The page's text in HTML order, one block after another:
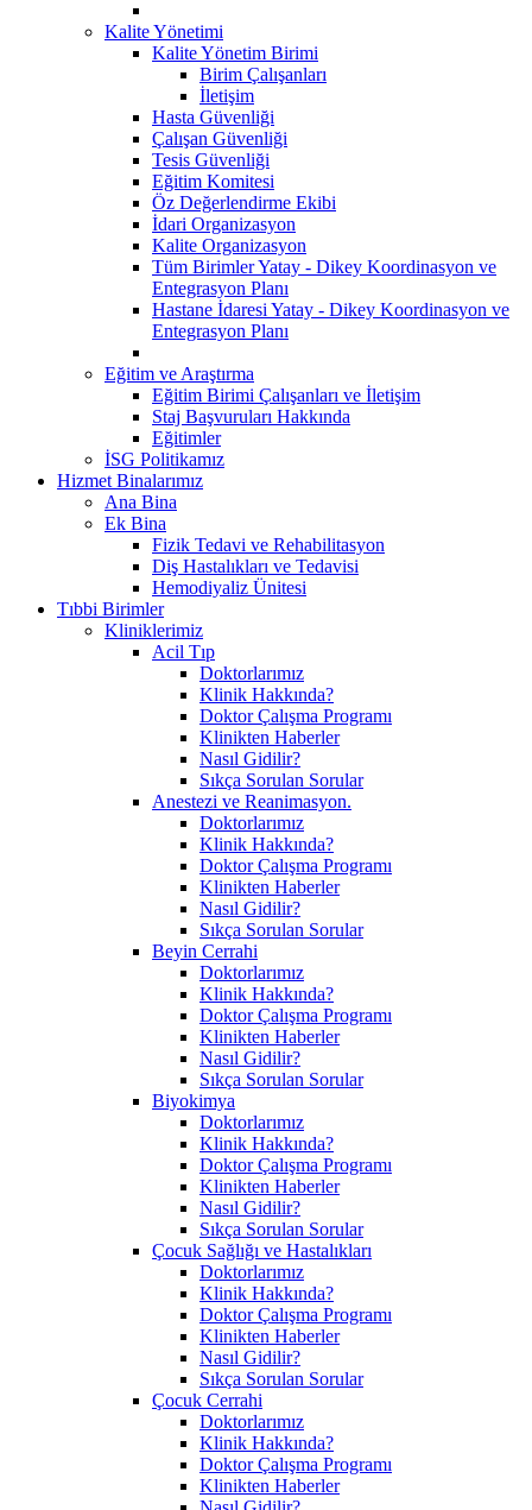
Kalite Yönetimi
Kalite Yönetim Birimi
Birim Çalışanları
İletişim
Hasta Güvenliği
Çalışan Güvenliği
Tesis Güvenliği
Eğitim Komitesi
Öz Değerlendirme Ekibi
İdari Organizasyon
Kalite Organizasyon
Tüm Birimler Yatay - Dikey Koordinasyon ve
Entegrasyon Planı
Hastane İdaresi Yatay - Dikey Koordinasyon ve
Entegrasyon Planı
Eğitim ve Araştırma
Eğitim Birimi Çalışanları ve İletişim
Staj Başvuruları Hakkında
Eğitimler
İSG Politikamız
Hizmet Binalarımız
Ana Bina
Ek Bina
Fizik Tedavi ve Rehabilitasyon
Diş Hastalıkları ve Tedavisi
Hemodiyaliz Ünitesi
Tıbbi Birimler
Kliniklerimiz
Acil Tıp
Doktorlarımız
Klinik Hakkında?
Doktor Çalışma Programı
Klinikten Haberler
Nasıl Gidilir?
Sıkça Sorulan Sorular
Anestezi ve Reanimasyon.
Doktorlarımız
Klinik Hakkında?
Doktor Çalışma Programı
Klinikten Haberler
Nasıl Gidilir?
Sıkça Sorulan Sorular
Beyin Cerrahi
Doktorlarımız
Klinik Hakkında?
Doktor Çalışma Programı
Klinikten Haberler
Nasıl Gidilir?
Sıkça Sorulan Sorular
Biyokimya
Doktorlarımız
Klinik Hakkında?
Doktor Çalışma Programı
Klinikten Haberler
Nasıl Gidilir?
Sıkça Sorulan Sorular
Çocuk Sağlığı ve Hastalıkları
Doktorlarımız
Klinik Hakkında?
Doktor Çalışma Programı
Klinikten Haberler
Nasıl Gidilir?
Sıkça Sorulan Sorular
Çocuk Cerrahi
Doktorlarımız
Klinik Hakkında?
Doktor Çalışma Programı
Klinikten Haberler